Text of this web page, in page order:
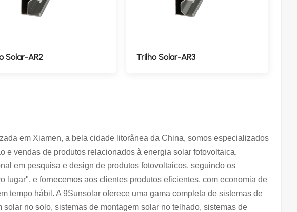
Solar-AR2 Trilho Solar-AR3
em Xiamen, a bela cidade litorânea da China, somos especializados
e vendas de produtos relacionados à energia solar fotovoltaica.
em pesquisa e design de produtos fotovoltaicos, seguindo os
lugar", e fornecemos aos clientes produtos eficientes, com economia de
tempo hábil. A 9Sunsolar oferece uma gama completa de sistemas de
no solo, sistemas de montagem solar no telhado, sistemas de